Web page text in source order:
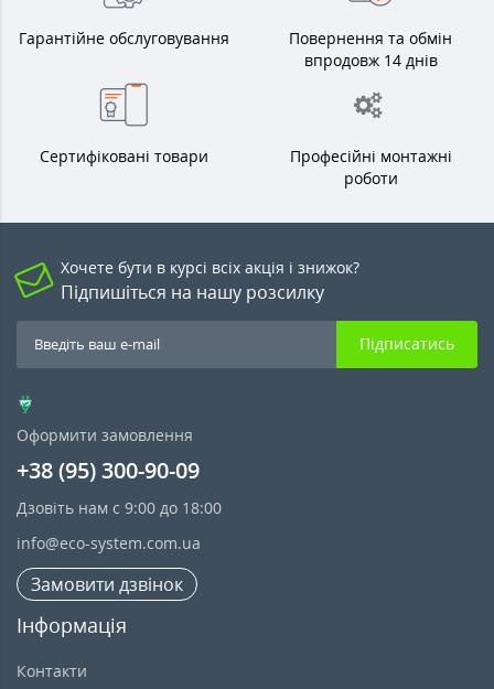
Гарантійне обслуговування
Повернення та обмін
впродовж 14 днів
Сертифіковані товари
Професійні монтажні
роботи
Хочете бути в курсі всіх акція і знижок?
Підпишіться на нашу розсилку
Підписатись
Оформити замовлення
+38 (95) 300-90-09
Дзовіть нам с 9:00 до 18:00
info@eco-system.com.ua
Замовити дзвінок
Інформація
Контакти